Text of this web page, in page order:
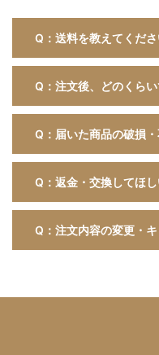
Q：送料を教えてくださ
Q：注文後、どのくら
Q：届いた商品の破損・
Q：返金・交換してほ
Q：注文内容の変更・